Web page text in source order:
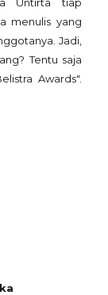
menulis yang
Jadi,
Tentu saja
Awards".